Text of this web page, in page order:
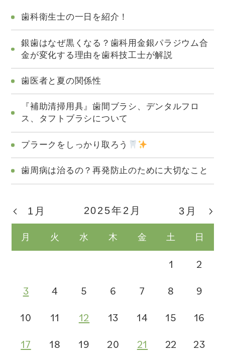
歯科衛生士の一日を紹介！
銀歯はなぜ黒くなる？歯科用金銀パラジウム合
金が変化する理由を歯科技工士が解説
歯医者と夏の関係性
『補助清掃用具』歯間ブラシ、デンタルフロ
ス、タフトブラシについて
プラークをしっかり取ろう
歯周病は治るの？再発防止のために大切なこと
2025年2月
月 火 水 木 金 土 日
1月 3月
1 2
3 4 5 6 7 8 9
10 11 12 13 14 15 16
17 18 19 20 21 22 23